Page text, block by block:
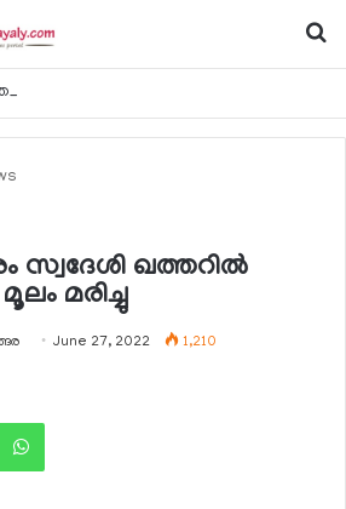
സ്വദേശി ഖത്തറില്‍
മരിച്ചു
June 27, 2022 1,210
WhatsApp